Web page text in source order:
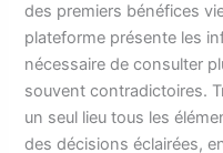
des premiers bénéfices
plateforme présente les
nécessaire de consulter
souvent contradictoires.
un seul lieu tous les
des décisions éclairées,